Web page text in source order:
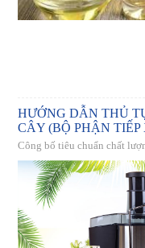
HƯỚNG DẪN THỦ
CÂY (BỘ PHẬN
Công bố tiêu chuẩn chất